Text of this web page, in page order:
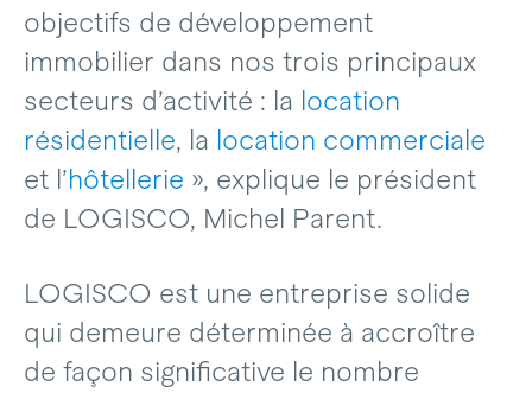
objectifs de développement
immobilier dans nos trois principaux
secteurs d’activité : la location
résidentielle, la location commerciale
et l’hôtellerie », explique le président
de LOGISCO, Michel Parent.
LOGISCO est une entreprise solide
qui demeure déterminée à accroître
de façon significative le nombre